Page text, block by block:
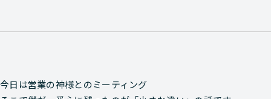
今日は営業の神様とのミーティング